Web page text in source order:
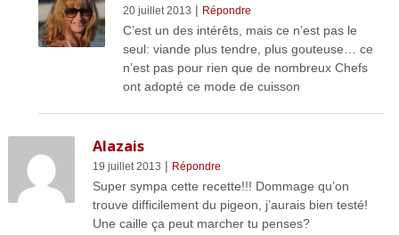
20 juillet 2013 | Répondre
C’est un des intérêts, mais ce n’est pas le
seul: viande plus tendre, plus gouteuse… ce
n’est pas pour rien que de nombreux Chefs
ont adopté ce mode de cuisson
Alazais
19 juillet 2013 | Répondre
Super sympa cette recette!!! Dommage qu’on
trouve difficilement du pigeon, j’aurais bien testé!
Une caille ça peut marcher tu penses?